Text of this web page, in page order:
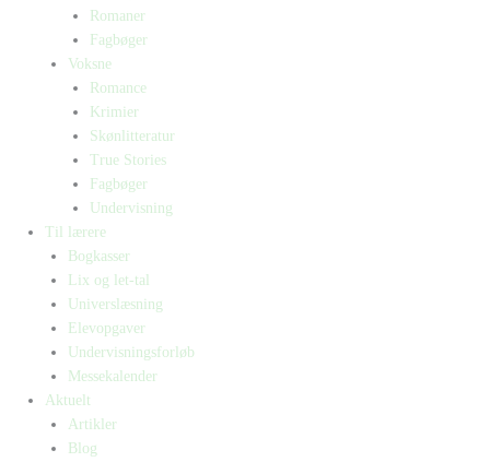
Romaner
Fagbøger
Voksne
Romance
Krimier
Skønlitteratur
True Stories
Fagbøger
Undervisning
Til lærere
Bogkasser
Lix og let-tal
Universlæsning
Elevopgaver
Undervisningsforløb
Messekalender
Aktuelt
Artikler
Blog